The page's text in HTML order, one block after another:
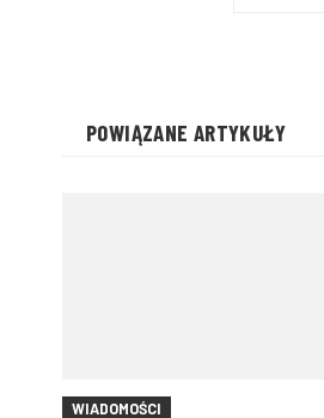
POWIĄZANE ARTYKUŁY
WIADOMOŚCI